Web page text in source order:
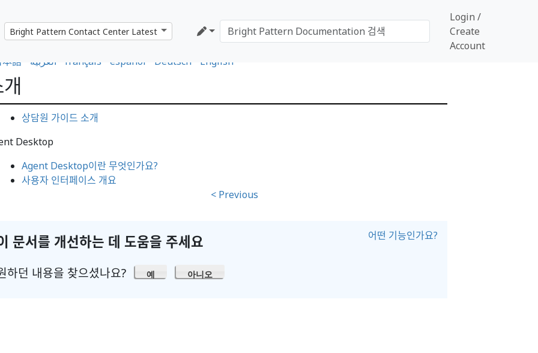
Login /
Create
Account
本語 العربية français español Deutsch English
상담원 가이드 소개
Desktop
Agent Desktop이란 무엇인가요?
사용자 인터페이스 개요
< Previous
문서를 개선하는 데 도움을 주세요 어떤 기능인가요?
하던 내용을 찾으셨나요? 예 아니오